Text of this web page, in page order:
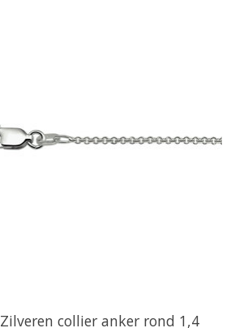
Zilveren collier anker rond 1,4